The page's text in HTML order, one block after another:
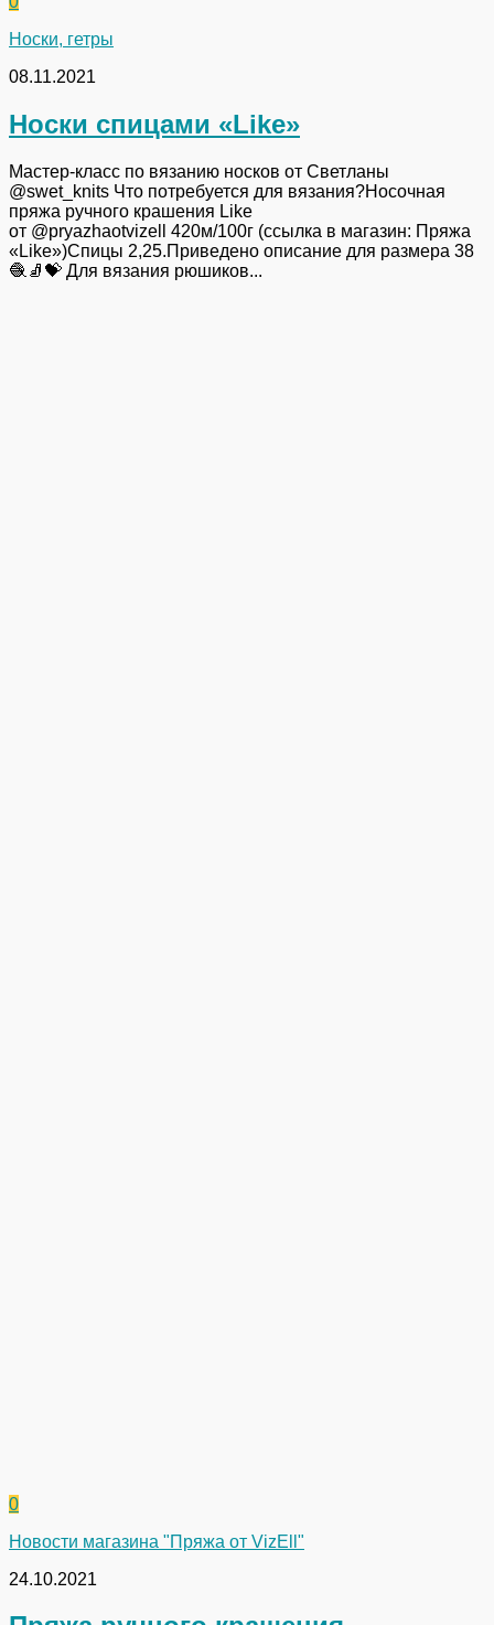
Носки, гетры
08.11.2021
Носки спицами «Like»
Мастер-класс по вязанию носков от Светланы
@swet_knits Что потребуется для вязания?Носочная
пряжа ручного крашения Like
от @pryazhaotvizell 420м/100г (ссылка в магазин: Пряжа
«Like»)Спицы 2,25.Приведено описание для размера 38
🧶🧦💝 Для вязания рюшиков...
0
Новости магазина "Пряжа от VizEll"
24.10.2021